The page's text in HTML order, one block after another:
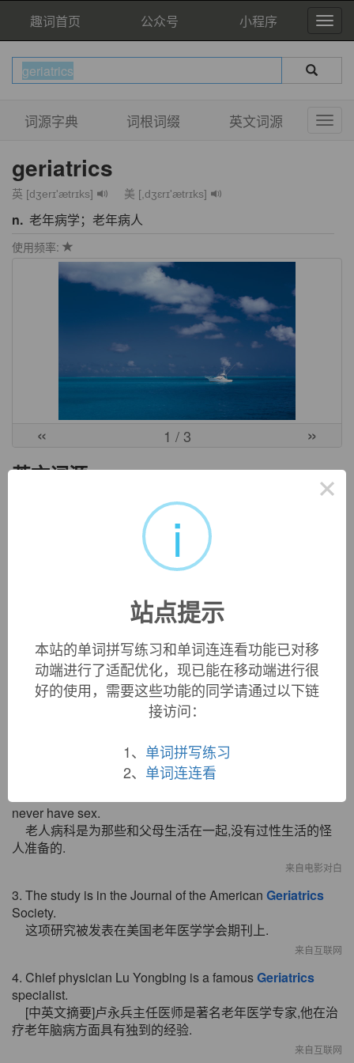
趣词首页 公众号 小程序
词源字典 词根词缀 英文词源
geriatrics
英 [dʒerɪ'ætrɪks] 美 [,dʒɛrɪ'ætrɪks]
n. 老年病学；老年病人
使用频率:
« 1 / 3 »
英文词源
coined 1909 by Austrian-born doctor Ignatz L. Nascher
(1863-1944) in "New York Medical Journal" on the model of
双语例句
1. He will complain about having to spend time with such a
得跟这么一群无聊的老家伙呆在一起，他会满腹牢骚的。
never have sex.
老人病科是为那些和父母生活在一起,没有过性生活的怪
人准备的.
来自电影对白
3. The study is in the Journal of the American Geriatrics
Society.
这项研究被发表在美国老年医学学会期刊上.
来自互联网
4. Chief physician Lu Yongbing is a famousGeriatrics
specialist.
[中英文摘要]卢永兵主任医师是著名老年医学专家,他在治
疗老年脑病方面具有独到的经验.
来自互联网
×
i
站点提示
本站的单词拼写练习和单词连连看功能已对移
动端进行了适配优化，现已能在移动端进行很
好的使用，需要这些功能的同学请通过以下链
接访问：
1、 单词拼写练习
2、 单词连连看